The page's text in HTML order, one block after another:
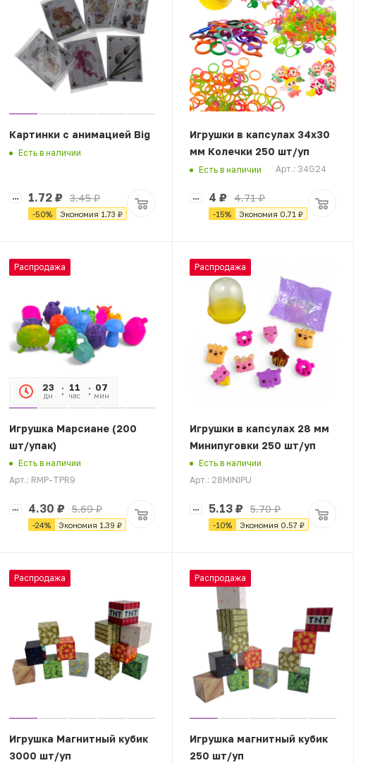
Картинки с анимацией Big
Есть в наличии
1.72₽ 3.45₽
-50% Экономия 1.73 ₽
Игрушки в капсулах 34х30
мм Колечки 250 шт/уп
Есть в наличии Арт.: 34G24
4 ₽ 4.71₽
-15% Экономия 0.71 ₽
Распродажа
23
дн
11
час
07
мин
Игрушка Марсиане (200
шт/упак)
Есть в наличии
Арт.: RMP-TPR9
4.30 ₽ 5.69₽
-24% Экономия 1.39 ₽
Распродажа
Игрушки в капсулах 28 мм
Минипуговки 250 шт/уп
Есть в наличии
Арт.: 28MINIPU
5.13 ₽ 5.70₽
-10% Экономия 0.57 ₽
Распродажа
Игрушка Магнитный кубик
3000 шт/уп
Распродажа
Игрушка магнитный кубик
250 шт/уп